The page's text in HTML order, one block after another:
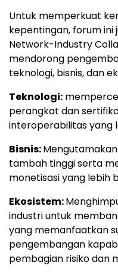
Untuk memperkuat
kepentingan, forum
Network-Industry
mendorong
teknologi, bisnis, dan
Teknologi:
perangkat dan
interoperabilitas yang
Bisnis:
tambah tinggi serta
monetisasi yang lebih
Ekosistem:
industri untuk
yang memanfaatkan
pengembangan
pembagian risiko dan